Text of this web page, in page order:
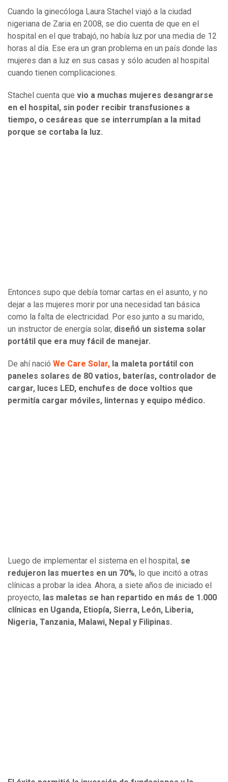
Cuando la ginecóloga Laura Stachel viajó a la ciudad
nigeriana de Zaria en 2008, se dio cuenta de que en el
hospital en el que trabajó, no había luz por una media de 12
horas al día. Ese era un gran problema en un país donde las
mujeres dan a luz en sus casas y sólo acuden al hospital
cuando tienen complicaciones.
Stachel cuenta que vio a muchas mujeres desangrarse
en el hospital, sin poder recibir transfusiones a
tiempo, o cesáreas que se interrumpían a la mitad
porque se cortaba la luz.
Entonces supo que debía tomar cartas en el asunto, y no
dejar a las mujeres morir por una necesidad tan básica
como la falta de electricidad. Por eso junto a su marido,
un instructor de energía solar, diseñó un sistema solar
portátil que era muy fácil de manejar.
De ahí nació We Care Solar, la maleta portátil con
paneles solares de 80 vatios, baterías, controlador de
cargar, luces LED, enchufes de doce voltios que
permitía cargar móviles, linternas y equipo médico.
Luego de implementar el sistema en el hospital, se
redujeron las muertes en un 70%, lo que incitó a otras
clínicas a probar la idea. Ahora, a siete años de iniciado el
proyecto, las maletas se han repartido en más de 1.000
clínicas en Uganda, Etiopía, Sierra, León, Liberia,
Nigeria, Tanzania, Malawi, Nepal y Filipinas.